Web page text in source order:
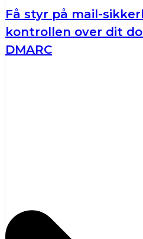
Få styr på mail-
kontrollen over dit
DMARC